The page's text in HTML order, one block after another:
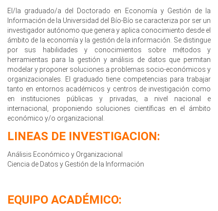
El/la graduado/a del Doctorado en Economía y Gestión de la
Información de la Universidad del Bío-Bío se caracteriza por ser un
investigador autónomo que genera y aplica conocimiento desde el
ámbito de la economía y la gestión de la información. Se distingue
por sus habilidades y conocimientos sobre métodos y
herramientas para la gestión y análisis de datos que permitan
modelar y proponer soluciones a problemas socio-económicos y
organizacionales. El graduado tiene competencias para trabajar
tanto en entornos académicos y centros de investigación como
en instituciones públicas y privadas, a nivel nacional e
internacional, proponiendo soluciones científicas en el ámbito
económico y/o organizacional.
LINEAS DE INVESTIGACION:
Análisis Económico y Organizacional
Ciencia de Datos y Gestión de la Información
EQUIPO ACADÉMICO: